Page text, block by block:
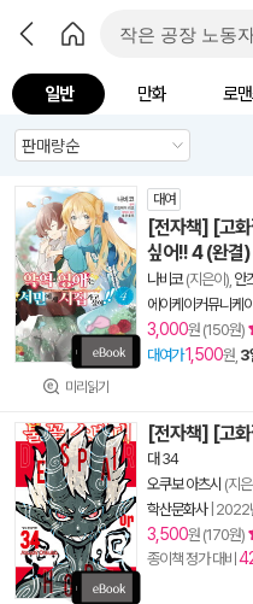
일반 만화 로
미리읽기
대여
[전자책] [고화
싶어!! 4 (완결)
나비코(지은이), 안
에이케이커뮤니케
3,000원 (150원)
대여가1,500원, 3
[전자책] [고
대 34
오쿠보 아츠시 (지
학산문화사| 2022
3,500원 (170원)
종이책 정가 대비